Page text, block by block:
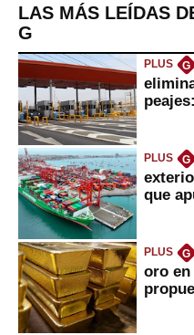
LAS MÁS LEÍDAS
G
PLUS G
PLUS G
que
PLUS G
oro